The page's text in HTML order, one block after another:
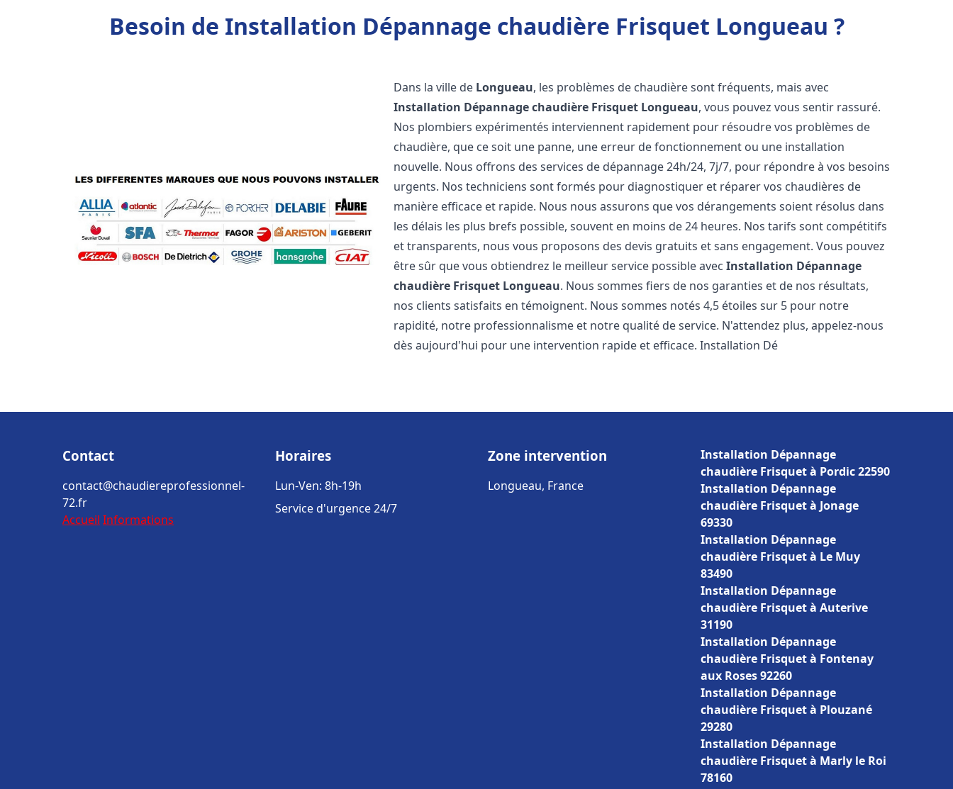
Besoin de Installation Dépannage chaudière Frisquet Longueau ?
Dans la ville de Longueau, les problèmes de chaudière sont fréquents, mais avec
Installation Dépannage chaudière Frisquet Longueau, vous pouvez vous sentir rassuré.
Nos plombiers expérimentés interviennent rapidement pour résoudre vos problèmes de
chaudière, que ce soit une panne, une erreur de fonctionnement ou une installation
nouvelle. Nous offrons des services de dépannage 24h/24, 7j/7, pour répondre à vos besoins
urgents. Nos techniciens sont formés pour diagnostiquer et réparer vos chaudières de
manière efficace et rapide. Nous nous assurons que vos dérangements soient résolus dans
les délais les plus brefs possible, souvent en moins de 24 heures. Nos tarifs sont compétitifs
et transparents, nous vous proposons des devis gratuits et sans engagement. Vous pouvez
être sûr que vous obtiendrez le meilleur service possible avecInstallation Dépannage
chaudière Frisquet Longueau. Nous sommes fiers de nos garanties et de nos résultats,
nos clients satisfaits en témoignent. Nous sommes notés 4,5 étoiles sur 5 pour notre
rapidité, notre professionnalisme et notre qualité de service. N'attendez plus, appelez-nous
dès aujourd'hui pour une intervention rapide et efficace. Installation Dé
Contact
contact@chaudiereprofessionnel-
72.fr
Accueil Informations
Horaires
Lun-Ven: 8h-19h
Service d'urgence 24/7
Zone intervention
Longueau, France
Installation Dépannage
chaudière Frisquet à Pordic 22590
Installation Dépannage
chaudière Frisquet à Jonage
69330
Installation Dépannage
chaudière Frisquet à Le Muy
83490
Installation Dépannage
chaudière Frisquet à Auterive
31190
Installation Dépannage
chaudière Frisquet à Fontenay
aux Roses 92260
Installation Dépannage
chaudière Frisquet à Plouzané
29280
Installation Dépannage
chaudière Frisquet à Marly le Roi
78160